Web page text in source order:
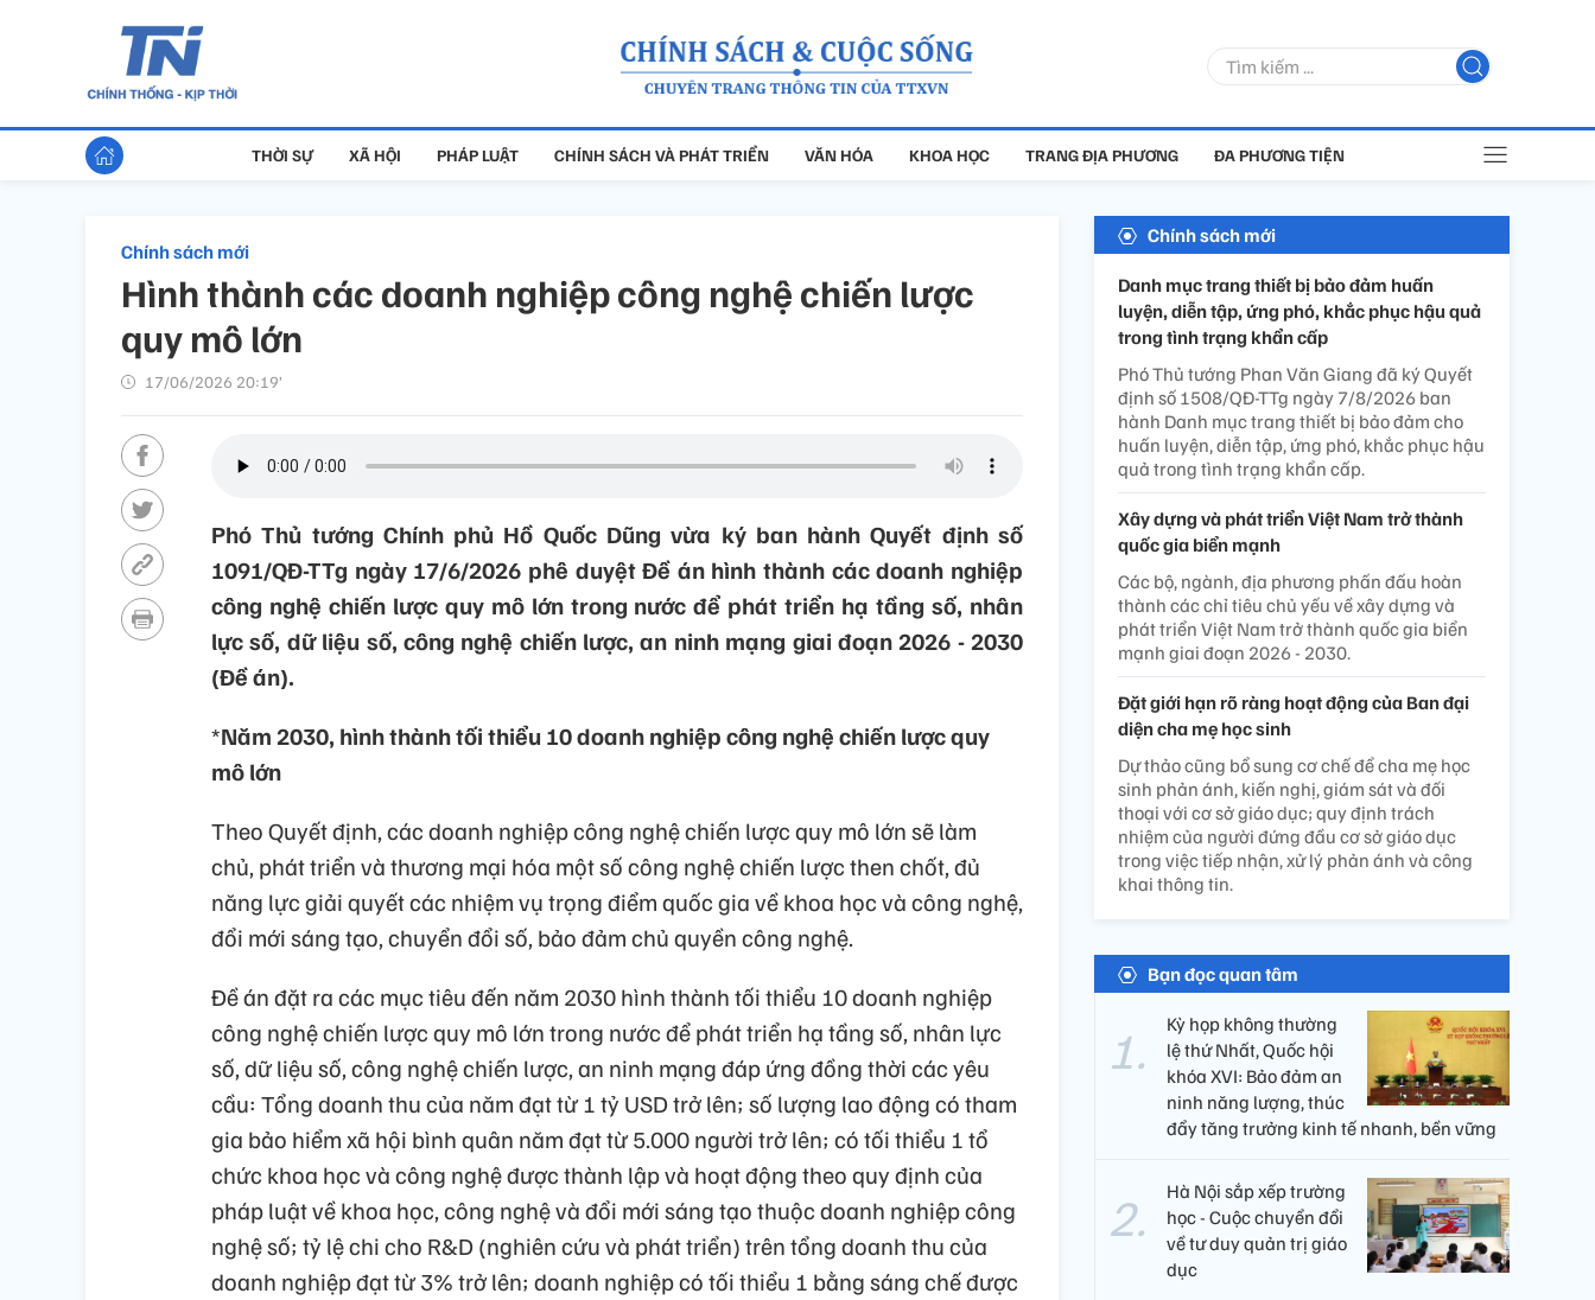
THỜI SỰ XÃ HỘI PHÁP LUẬT CHÍNH SÁCH VÀ PHÁT TRIỂN VĂN HÓA KHOA HỌC TRANG ĐỊA PHƯƠNG ĐA PHƯƠNG TIỆN
Chính sách mới
Hình thành các doanh nghiệp công nghệ chiến lược
quy mô lớn
17/06/2026 20:19’
Phó Thủ tướng Chính phủ Hồ Quốc Dũng vừa ký ban hành Quyết định số
1091/QĐ-TTg ngày 17/6/2026 phê duyệt Đề án hình thành các doanh nghiệp
công nghệ chiến lược quy mô lớn trong nước để phát triển hạ tầng số, nhân
lực số, dữ liệu số, công nghệ chiến lược, an ninh mạng giai đoạn 2026 - 2030
(Đề án).
*Năm 2030, hình thành tối thiểu 10 doanh nghiệp công nghệ chiến lược quy
mô lớn
Theo Quyết định, các doanh nghiệp công nghệ chiến lược quy mô lớn sẽ làm
chủ, phát triển và thương mại hóa một số công nghệ chiến lược then chốt, đủ
năng lực giải quyết các nhiệm vụ trọng điểm quốc gia về khoa học và công nghệ,
đổi mới sáng tạo, chuyển đổi số, bảo đảm chủ quyền công nghệ.
Đề án đặt ra các mục tiêu đến năm 2030 hình thành tối thiểu 10 doanh nghiệp
công nghệ chiến lược quy mô lớn trong nước để phát triển hạ tầng số, nhân lực
số, dữ liệu số, công nghệ chiến lược, an ninh mạng đáp ứng đồng thời các yêu
cầu: Tổng doanh thu của năm đạt từ 1 tỷ USD trở lên; số lượng lao động có tham
gia bảo hiểm xã hội bình quân năm đạt từ 5.000 người trở lên; có tối thiểu 1 tổ
chức khoa học và công nghệ được thành lập và hoạt động theo quy định của
pháp luật về khoa học, công nghệ và đổi mới sáng tạo thuộc doanh nghiệp công
nghệ số; tỷ lệ chi cho R&D (nghiên cứu và phát triển) trên tổng doanh thu của
doanh nghiệp đạt từ 3% trở lên; doanh nghiệp có tối thiểu 1 bằng sáng chế được
Chính sách mới
Danh mục trang thiết bị bảo đảm huấn
luyện, diễn tập, ứng phó, khắc phục hậu quả
trong tình trạng khẩn cấp
Phó Thủ tướng Phan Văn Giang đã ký Quyết
định số 1508/QĐ-TTg ngày 7/8/2026 ban
hành Danh mục trang thiết bị bảo đảm cho
huấn luyện, diễn tập, ứng phó, khắc phục hậu
quả trong tình trạng khẩn cấp.
Xây dựng và phát triển Việt Nam trở thành
quốc gia biển mạnh
Các bộ, ngành, địa phương phấn đấu hoàn
thành các chỉ tiêu chủ yếu về xây dựng và
phát triển Việt Nam trở thành quốc gia biển
mạnh giai đoạn 2026 - 2030.
Đặt giới hạn rõ ràng hoạt động của Ban đại
diện cha mẹ học sinh
Dự thảo cũng bổ sung cơ chế để cha mẹ học
sinh phản ánh, kiến nghị, giám sát và đối
thoại với cơ sở giáo dục; quy định trách
nhiệm của người đứng đầu cơ sở giáo dục
trong việc tiếp nhận, xử lý phản ánh và công
khai thông tin.
Bạn đọc quan tâm
Kỳ họp không thường
lệ thứ Nhất, Quốc hội
khóa XVI: Bảo đảm an
ninh năng lượng, thúc
đẩy tăng trưởng kinh tế nhanh, bền vững
Hà Nội sắp xếp trường
học - Cuộc chuyển đổi
về tư duy quản trị giáo
dục